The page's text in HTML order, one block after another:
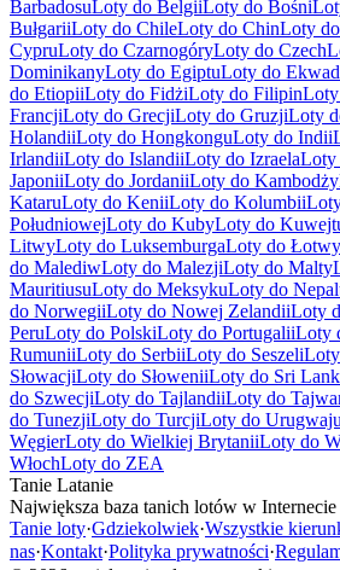
BarbadosuLoty do BelgiiLoty do Bośni
BułgariiLoty do ChileLoty do ChinLoty
CypruLoty do CzarnogóryLoty do Czech
DominikanyLoty do EgiptuLoty do
do EtiopiiLoty do FidżiLoty do Filipin
FrancjiLoty do GrecjiLoty do GruzjiLoty
HolandiiLoty do HongkonguLoty do Indii
IrlandiiLoty do IslandiiLoty do IzraelaLoty
JaponiiLoty do JordaniiLoty do Kambodży
KataruLoty do KeniiLoty do Kolumbii
PołudniowejLoty do KubyLoty do
LitwyLoty do LuksemburgaLoty do Łotwy
do MalediwLoty do MalezjiLoty do Malty
MauritiusuLoty do MeksykuLoty do
do NorwegiiLoty do Nowej ZelandiiLoty
PeruLoty do PolskiLoty do PortugaliiLoty
RumuniiLoty do SerbiiLoty do Seszeli
SłowacjiLoty do SłoweniiLoty do Sri
do SzwecjiLoty do TajlandiiLoty do
do TunezjiLoty do TurcjiLoty do Urugwaju
WęgierLoty do Wielkiej BrytaniiLoty do
WłochLoty do ZEA
Tanie Latanie
Największa baza tanich lotów w Internecie
Tanie loty·Gdziekolwiek·Wszystkie
nas·Kontakt·Polityka prywatności·